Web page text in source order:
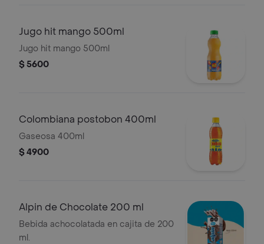
Jugo hit mango 500ml
Jugo hit mango 500ml
$ 5600
Colombiana postobon 400ml
Gaseosa 400ml
$ 4900
Alpin de Chocolate 200 ml
Bebida achocolatada en cajita de 200
ml.